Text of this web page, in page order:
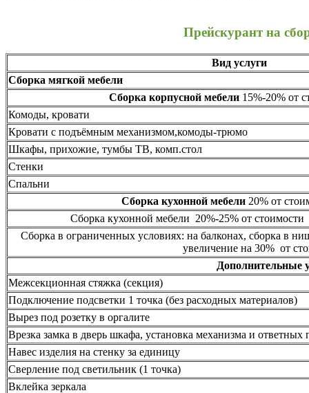
Прейскурант на
Вид услуги
Сборка мягкой мебели
Сборка корпусной мебели15%-20% от
Комоды, кровати
Кровати с подъёмным механизмом,комоды-трюмо
Шкафы, прихожие, тумбы ТВ, комп.стол
Стенки
Спальни
Сборка кухонной мебели20% от
Сборка кухонной мебели 20%-25% от стоимости
Сборка в ограниченных условиях: на балконах, сборка в
увеличение на 30% от
Дополнительные
Межсекционная стяжка (секция)
Подключение подсветки 1 точка (без расходных материалов)
Вырез под розетку в оргалите
Врезка замка в дверь шкафа, установка механизма и ответных
Навес изделия на стенку за единицу
Сверление под светильник (1 точка)
Вклейка зеркала